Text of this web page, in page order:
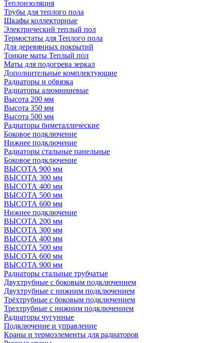
Теплоизоляция
Трубы для теплого пола
Шкафы коллекторные
Электрический теплый пол
Термостаты для Теплого пола
Для деревянных покрытий
Тонкие маты Теплый пол
Маты для подогрева зеркал
Дополнительные комплектующие
Радиаторы и обвязка
Радиаторы алюминиевые
Высота 200 мм
Высота 350 мм
Высота 500 мм
Радиаторы биметаллические
Боковое подключение
Нижнее подключение
Радиаторы стальные панельные
Боковое подключение
ВЫСОТА 900 мм
ВЫСОТА 300 мм
ВЫСОТА 400 мм
ВЫСОТА 500 мм
ВЫСОТА 600 мм
Нижнее подключение
ВЫСОТА 200 мм
ВЫСОТА 300 мм
ВЫСОТА 400 мм
ВЫСОТА 500 мм
ВЫСОТА 600 мм
ВЫСОТА 900 мм
Радиаторы стальные трубчатые
Двухтрубные с боковым подключением
Двухтрубные с нижним подключением
Трёхтрубные с боковым подключением
Трехтрубные с нижним подключением
Радиаторы чугунные
Подключение и управление
Краны и термоэлементы для радиаторов